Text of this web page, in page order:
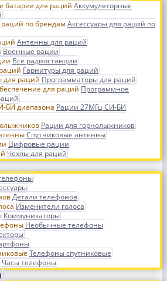
Аккумуляторные
Аксессуары для раций по
Антенны для раций
Военные рации
Все радиостанции
Гарнитуры для раций
Программаторы для раций
Программное
Рации 27МГц СИ-БИ
Рации для горнолыжников
Спутниковые антенны
Цифровые рации
Чехлы для раций
Детали телефонов
Изменители голоса
Коммуникаторы
Необычные телефоны
Телефоны спутниковые
Часы телефоны